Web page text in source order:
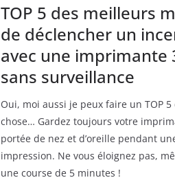
TOP 5 des meilleurs
de déclencher un
avec une imprimante
sans surveillance
Oui, moi aussi je peux faire un TOP
chose… Gardez toujours votre
portée de nez et d’oreille pendant
impression. Ne vous éloignez pas,
une course de 5 minutes !